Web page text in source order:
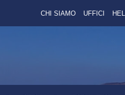
CHI SIAMO UFFICI